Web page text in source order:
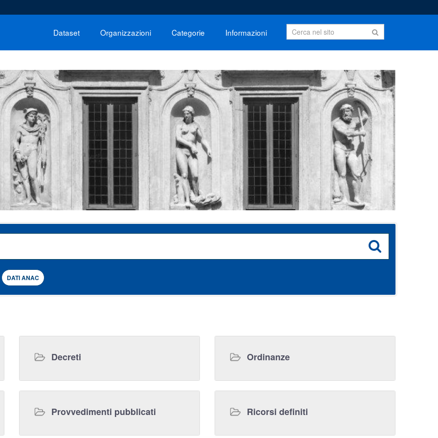
Dataset Organizzazioni Categorie Informazioni
DATI ANAC
Decreti Ordinanze
Provvedimenti pubblicati Ricorsi definiti